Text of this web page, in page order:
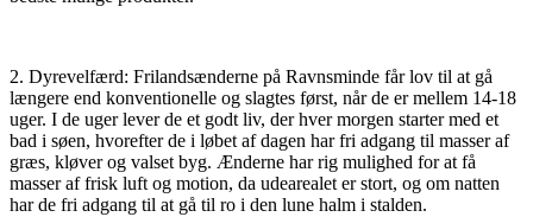
2. Dyrevelfærd: Frilandsænderne på Ravnsminde får lov til at gå
længere end konventionelle og slagtes først, når de er mellem 14-18
uger. I de uger lever de et godt liv, der hver morgen starter med et
bad i søen, hvorefter de i løbet af dagen har fri adgang til masser af
græs, kløver og valset byg. Ænderne har rig mulighed for at få
masser af frisk luft og motion, da udearealet er stort, og om natten
har de fri adgang til at gå til ro i den lune halm i stalden.